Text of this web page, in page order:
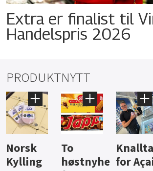
Extra er finalist til
Handelspris 2026
PRODUKTNYTT
Knalltall
for Açai
Aass vil
bli
Brus og
jus fra